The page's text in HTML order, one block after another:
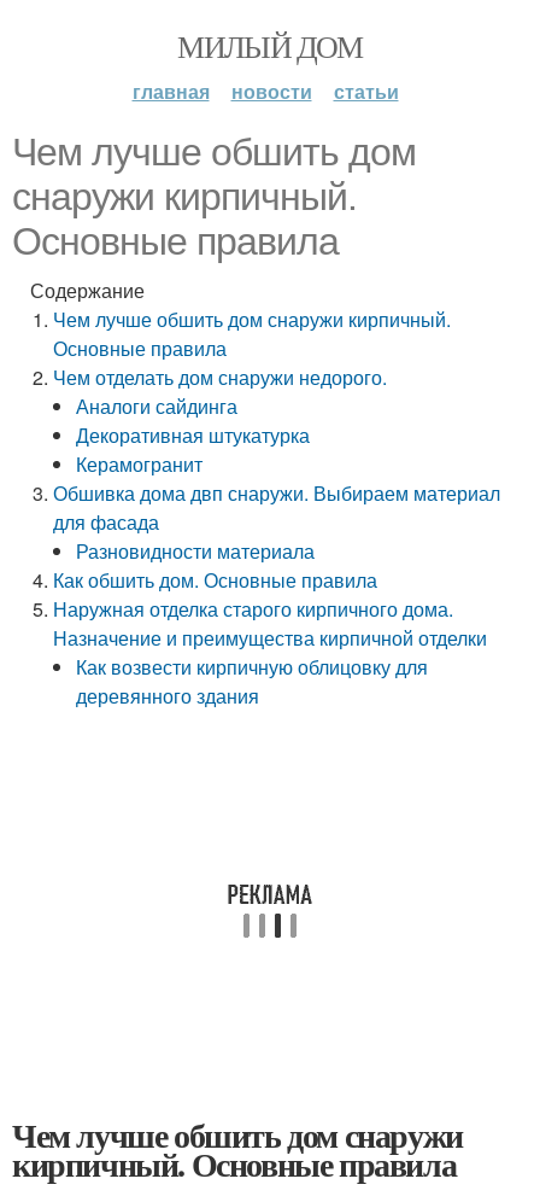
МИЛЫЙ ДОМ
главная новости статьи
Чем лучше обшить дом
снаружи кирпичный.
Основные правила
Содержание
Чем лучше обшить дом снаружи кирпичный.
Основные правила
Чем отделать дом снаружи недорого.
Аналоги сайдинга
Декоративная штукатурка
Керамогранит
Обшивка дома двп снаружи. Выбираем материал
для фасада
Разновидности материала
Как обшить дом. Основные правила
Наружная отделка старого кирпичного дома.
Назначение и преимущества кирпичной отделки
Как возвести кирпичную облицовку для
деревянного здания
Чем лучше обшить дом снаружи
кирпичный. Основные правила